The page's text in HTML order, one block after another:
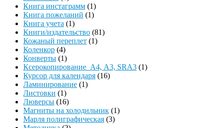
Книга инстаграмм (1)
Книга пожеланий (1)
Книга учета (1)
Книги/издательство (81)
Кожаный переплет (1)
Коленкор (4)
Конверты (1)
Ксерокопирование А4, А3, SRA3 (1)
Курсор для календаря (16)
Ламинирование (1)
Листовки (1)
Люверсы (16)
Магниты на холодильник (1)
Марля полиграфическая (3)